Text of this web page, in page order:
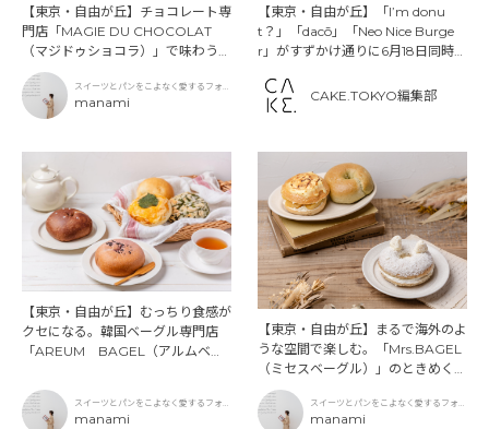
【東京・自由が丘】チョコレート専
門店「MAGIE DU CHOCOLAT
（マジドゥショコラ）」で味わう、
夏限定ビターチョコレートかき氷
スイーツとパンをこよなく愛するフォト
グラファー
manami
【東京・自由が丘】「I’m donu
t？」「dacō」「Neo Nice Burge
r」がすずかけ通りに6月18日同時オ
CAKE.TOKYO編集部
【東京・自由が丘】むっちり食感が
クセになる。韓国ベーグル専門店
「AREUM BAGEL（アルムベー
スイーツとパンをこよなく愛するフォト
グラファー
manami
【東京・自由が丘】まるで海外のよ
うな空間で楽しむ。「Mrs.BAGEL
（ミセスベーグル）」のときめくベ
ーグル体験
スイーツとパンをこよなく愛するフォト
グラファー
manami